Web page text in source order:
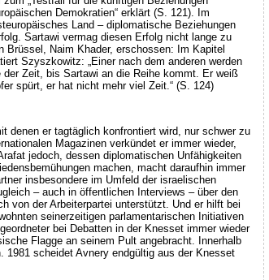
Demokratien“ erklärt (S. 121). Im
Land – diplomatische Beziehungen
Sartawi vermag diesen Erfolg nicht lange zu
Brüssel, Naim Khader, erschossen: Im Kapitel
Szyszkowitz: „Einer nach dem anderen werden
Zeit, bis Sartawi an die Reihe kommt. Er weiß
spürt, er hat nicht mehr viel Zeit.“ (S. 124)
denen er tagtäglich konfrontiert wird, nur schwer zu
Magazinen verkündet er immer wieder,
jedoch, dessen diplomatischen Unfähigkeiten
machen, macht daraufhin immer
insbesondere im Umfeld der israelischen
– auch in öffentlichen Interviews – über den
von der Arbeiterpartei unterstützt. Und er hilft bei
seinerzeitigen parlamentarischen Initiativen
bei Debatten in der Knesset immer wieder
Flagge an seinem Pult angebracht. Innerhalb
1981 scheidet Avnery endgültig aus der Knesset